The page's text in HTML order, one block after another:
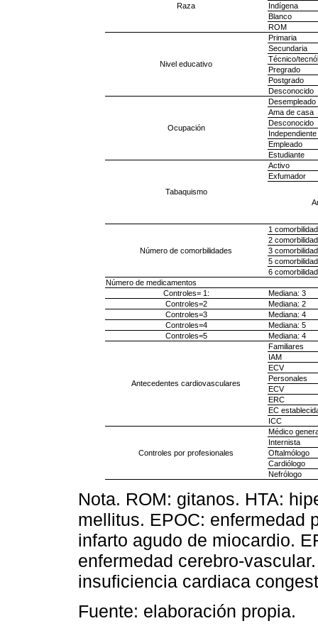
Raza
Indígena
Blanco
ROM
Nivel educativo
Primaria
Secundaria
Técnico/
Pregrado
Postgrado
Desconocido
Ocupación
Desempleado
Ama de casa
Desconocido
Independiente
Empleado
Estudiante
Tabaquismo
Activo
Exfumador
Número de comorbilidades
1 comorbilidad
2
3
5
6
Número de medicamentos
Controles= 1:
Mediana: 3
Controles=2
Mediana: 2
Controles=3
Mediana: 4
Controles=4
Mediana: 5
Controles=5
Mediana: 4
Antecedentes cardiovasculares
Familiares
IAM
ECV
Personales
ECV
ERC
EC
ICC
Controles por profesionales
Médico
Internista
Oftalmólogo
Cardiólogo
Nefrólogo
Nota. ROM: gitanos. HTA:
mellitus. EPOC: enfermedad
infarto agudo de miocardio.
enfermedad cerebro-
insuficiencia cardiaca
Fuente: elaboración propia.